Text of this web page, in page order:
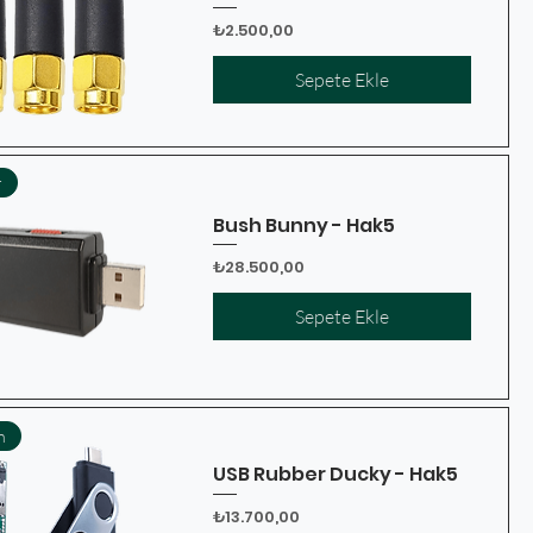
Fiyat
₺2.500,00
Sepete Ekle
Bush Bunny - Hak5
Fiyat
₺28.500,00
Sepete Ekle
USB Rubber Ducky - Hak5
Fiyat
₺13.700,00